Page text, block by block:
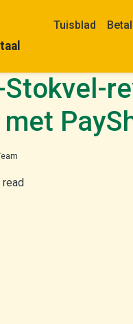
Tuisblad
Stokvel-
read